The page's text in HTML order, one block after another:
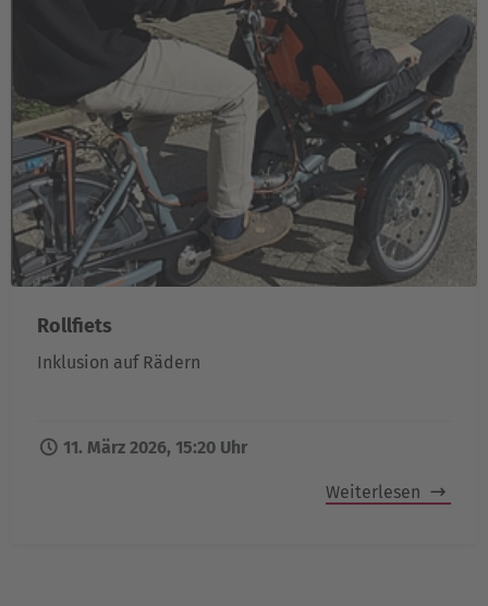
Rollfiets
Inklusion auf Rädern
11. März 2026, 15:20 Uhr
Weiterlesen